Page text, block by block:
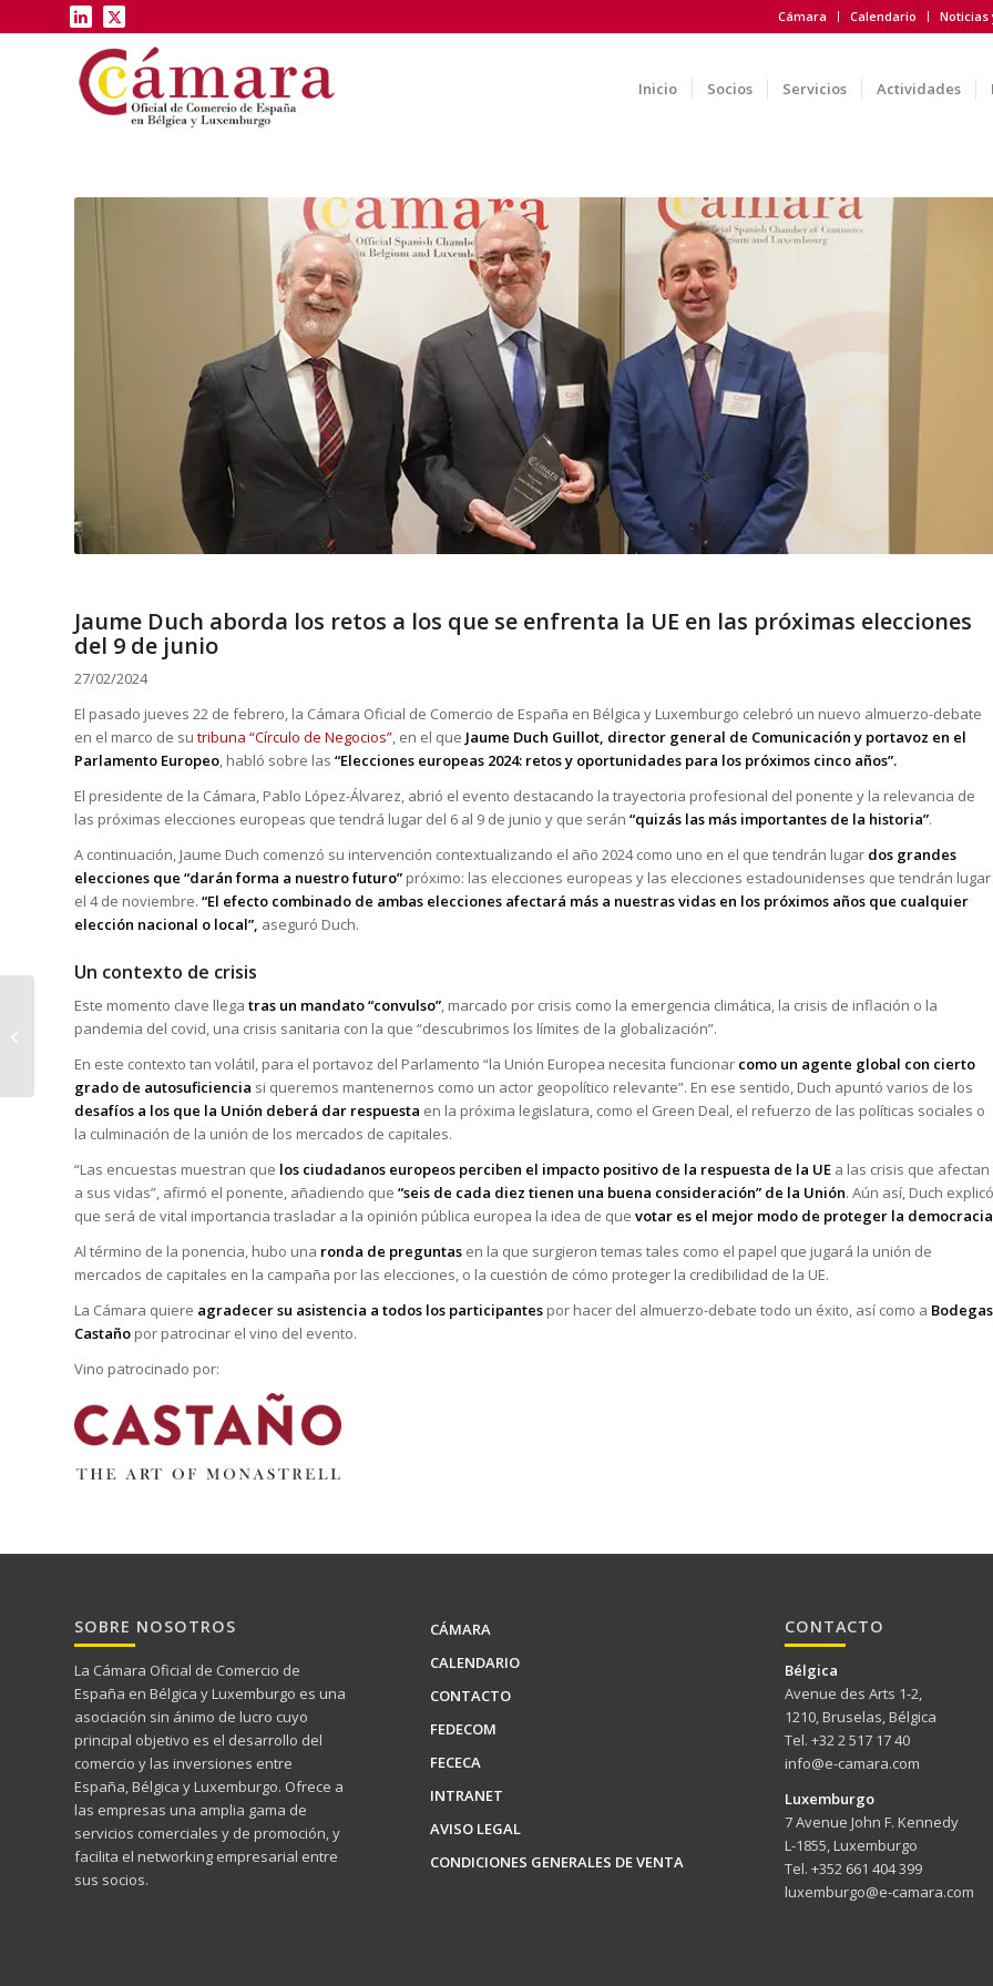
Cámara Calendario Noticias
Inicio Socios Servicios Actividades
Jaume Duch aborda los retos a los que se enfrenta la UE en las próximas elecciones
del 9 de junio
27/02/2024
El pasado jueves 22 de febrero, la Cámara Oficial de Comercio de España en Bélgica y Luxemburgo celebró un nuevo almuerzo-debate
en el marco de su tribuna “Círculo de Negocios”, en el que Jaume Duch Guillot, director general de Comunicación y portavoz en el
Parlamento Europeo, habló sobre las “Elecciones europeas 2024: retos y oportunidades para los próximos cinco años”.
El presidente de la Cámara, Pablo López-Álvarez, abrió el evento destacando la trayectoria profesional del ponente y la relevancia de
las próximas elecciones europeas que tendrá lugar del 6 al 9 de junio y que serán “quizás las más importantes de la historia”.
A continuación, Jaume Duch comenzó su intervención contextualizando el año 2024 como uno en el que tendrán lugar dos grandes
elecciones que “darán forma a nuestro futuro” próximo: las elecciones europeas y las elecciones estadounidenses que tendrán lugar
el 4 de noviembre. “El efecto combinado de ambas elecciones afectará más a nuestras vidas en los próximos años que cualquier
elección nacional o local”, aseguró Duch.
Un contexto de crisis
Este momento clave llega tras un mandato “convulso”, marcado por crisis como la emergencia climática, la crisis de inflación o la
pandemia del covid, una crisis sanitaria con la que “descubrimos los límites de la globalización”.
En este contexto tan volátil, para el portavoz del Parlamento “la Unión Europea necesita funcionar como un agente global con cierto
grado de autosuficiencia si queremos mantenernos como un actor geopolítico relevante”. En ese sentido, Duch apuntó varios de los
desafíos a los que la Unión deberá dar respuesta en la próxima legislatura, como el Green Deal, el refuerzo de las políticas sociales o
la culminación de la unión de los mercados de capitales.
“Las encuestas muestran que los ciudadanos europeos perciben el impacto positivo de la respuesta de la UE a las crisis que afectan
a sus vidas”, afirmó el ponente, añadiendo que “seis de cada diez tienen una buena consideración” de la Unión. Aún así, Duch explicó
que será de vital importancia trasladar a la opinión pública europea la idea de que votar es el mejor modo de proteger la democracia
Al término de la ponencia, hubo una ronda de preguntas en la que surgieron temas tales como el papel que jugará la unión de
mercados de capitales en la campaña por las elecciones, o la cuestión de cómo proteger la credibilidad de la UE.
La Cámara quiere agradecer su asistencia a todos los participantes por hacer del almuerzo-debate todo un éxito, así como a Bodegas
Castaño por patrocinar el vino del evento.
Vino patrocinado por:
SOBRE NOSOTROS
La Cámara Oficial de Comercio de
España en Bélgica y Luxemburgo es una
asociación sin ánimo de lucro cuyo
principal objetivo es el desarrollo del
comercio y las inversiones entre
España, Bélgica y Luxemburgo. Ofrece a
las empresas una amplia gama de
servicios comerciales y de promoción, y
facilita el networking empresarial entre
sus socios.
CÁMARA
CALENDARIO
CONTACTO
FEDECOM
FECECA
INTRANET
AVISO LEGAL
CONDICIONES GENERALES DE VENTA
CONTACTO
Bélgica
Avenue des Arts 1-2,
1210, Bruselas, Bélgica
Tel. +32 2 517 17 40
info@e-camara.com
Luxemburgo
7 Avenue John F. Kennedy
L-1855, Luxemburgo
Tel. +352 661 404 399
luxemburgo@e-camara.com
La Cámara acoge una
formación sobre
proyectos europe...